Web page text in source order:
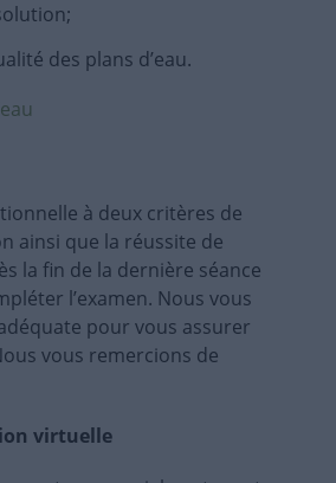
des plans d’eau.
à deux critères de
ainsi que la réussite de
la fin de la dernière séance
l’examen. Nous vous
pour vous assurer
vous remercions de
virtuelle